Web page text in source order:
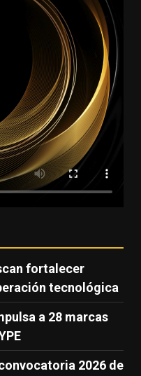
fortalecer
tecnológica
a 28 marcas
2026 de